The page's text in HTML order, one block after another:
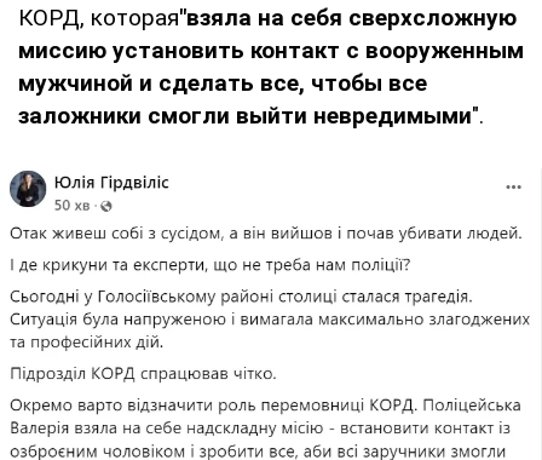
КОРД, которая"взяла на себя сверхсложную
миссию установить контакт с вооруженным
мужчиной и сделать все, чтобы все
заложники смогли выйти невредимыми".